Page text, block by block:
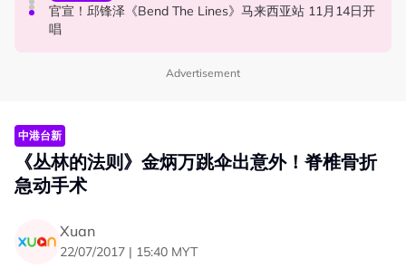
Jaclyn Victor现身《歌手2026》现场！遭粉丝野生捕获要
求合照！
知多点 | 2026 农历七月鬼门开！10 大禁忌宁可信其有 少
穿全黑、全白
官宣！邱锋泽《Bend The Lines》马来西亚站 11月14日开
唱
Advertisement
中港台新
《丛林的法则》金炳万跳伞出意外！脊椎骨折
急动手术
Xuan
22/07/2017 | 15:40 MYT